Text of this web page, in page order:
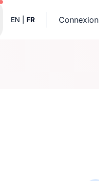
Notifications actives
EN FR Connexion